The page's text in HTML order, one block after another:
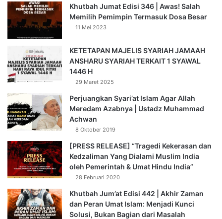
Khutbah Jumat Edisi 346 | Awas! Salah
Memilih Pemimpin Termasuk Dosa Besar
11 Mei 2023
KETETAPAN MAJELIS SYARIAH JAMAAH
ANSHARU SYARIAH TERKAIT 1 SYAWAL
1446 H
29 Maret 2025
Perjuangkan Syari’at Islam Agar Allah
Meredam Azabnya | Ustadz Muhammad
Achwan
8 Oktober 2019
[PRESS RELEASE] “Tragedi Kekerasan dan
Kedzaliman Yang Dialami Muslim India
oleh Pemerintah & Umat Hindu India”
28 Februari 2020
Khutbah Jum’at Edisi 442 | Akhir Zaman
dan Peran Umat Islam: Menjadi Kunci
Solusi, Bukan Bagian dari Masalah